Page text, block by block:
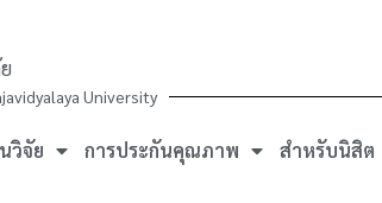
University
วิจัย การประกันคุณภาพ สำหรับนิสิต